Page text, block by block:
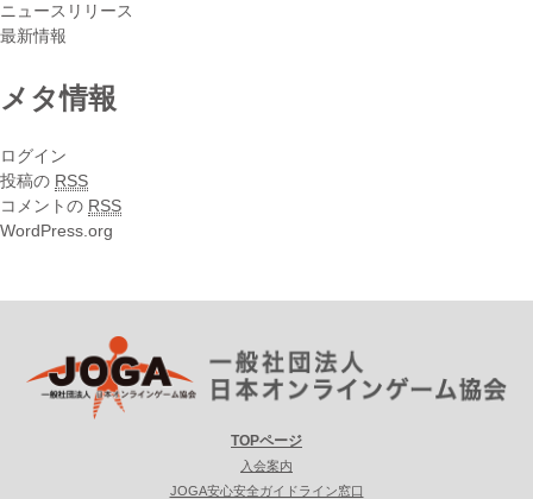
ニュースリリース
最新情報
メタ情報
ログイン
投稿の RSS
コメントの RSS
WordPress.org
TOPページ
入会案内
JOGA安心安全ガイドライン窓口